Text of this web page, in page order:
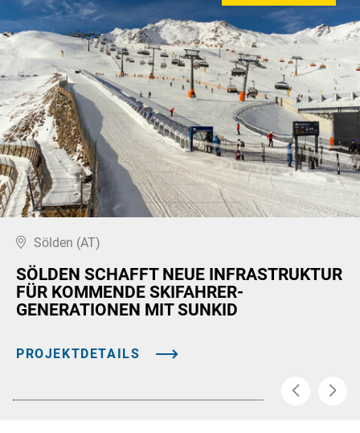
Sölden (AT)
SÖLDEN SCHAFFT NEUE INFRASTRUKTUR
FÜR KOMMENDE SKIFAHRER-
GENERATIONEN MIT SUNKID
PROJEKTDETAILS